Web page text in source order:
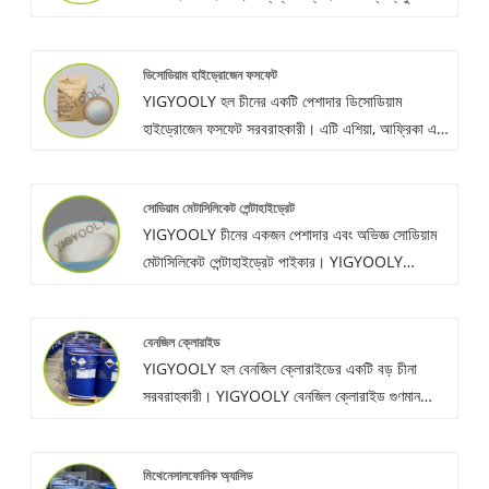
তাদের পণ্যের গুণমান বাড়াতে, তাদের পণ্যের মান স্থিতিশীল
রাখতে সহায়তা করুন।
ডিসোডিয়াম হাইড্রোজেন ফসফেট
YIGYOOLY হল চীনের একটি পেশাদার ডিসোডিয়াম
হাইড্রোজেন ফসফেট সরবরাহকারী। এটি এশিয়া, আফ্রিকা এবং
প্রতিযোগিতামূলক।
সোডিয়াম মেটাসিলিকেট পেন্টাহাইড্রেট
YIGYOOLY চীনের একজন পেশাদার এবং অভিজ্ঞ সোডিয়াম
মেটাসিলিকেট পেন্টাহাইড্রেট পাইকার। YIGYOOLY
বেনজিল ক্লোরাইড
YIGYOOLY হল বেনজিল ক্লোরাইডের একটি বড় চীনা
সরবরাহকারী। YIGYOOLY বেনজিল ক্লোরাইড গুণমান
অর্জন করেছে।
মিথেনেসালফোনিক অ্যাসিড